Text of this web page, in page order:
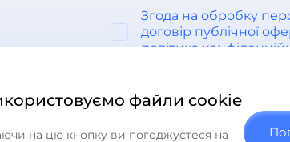
Згода на обробку
договір публічної
політика
© ITSPACE Створення вебпроєктів
файли cookie
на цю кнопку ви погоджуєтеся на